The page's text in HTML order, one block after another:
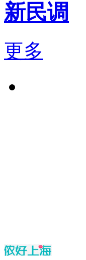
新民调
更多